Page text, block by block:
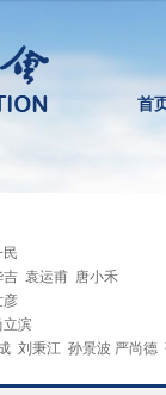
首
民
吉 袁运甫 唐小禾
彦
立滨
刘秉江 孙景波 严尚